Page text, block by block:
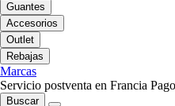
Guantes
Accesorios
Outlet
Rebajas
Marcas
Servicio postventa en Francia
Buscar